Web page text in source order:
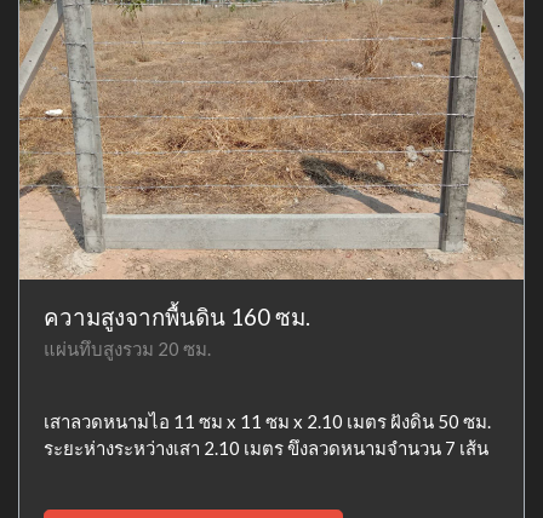
ความสูงจากพื้นดิน 160 ซม.
แผ่นทึบสูงรวม 20 ซม.
เสาลวดหนามไอ 11 ซม x 11 ซม x 2.10 เมตร ฝังดิน 50 ซม.
ระยะห่างระหว่างเสา 2.10 เมตร ขึงลวดหนามจำนวน 7 เส้น